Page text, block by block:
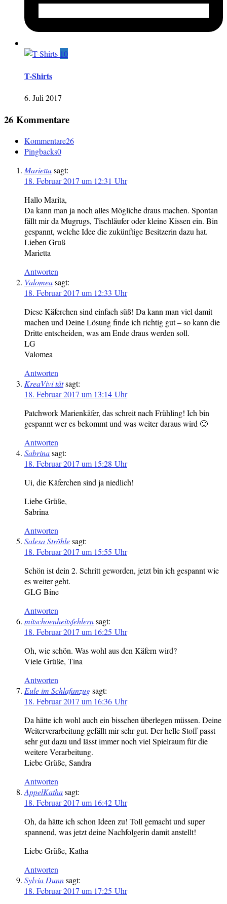
10
T-Shirts
6. Juli 2017
26 Kommentare
Kommentare26
Pingbacks0
Mariettasagt:
18. Februar 2017 um 12:31 Uhr
Hallo Marita,
Da kann man ja noch alles Mögliche draus machen. Spontan
fällt mir da Mugrugs, Tischläufer oder kleine Kissen ein. Bin
gespannt, welche Idee die zukünftige Besitzerin dazu hat.
Lieben Gruß
Marietta
Antworten
Valomeasagt:
18. Februar 2017 um 12:33 Uhr
Diese Käferchen sind einfach süß! Da kann man viel damit
machen und Deine Lösung finde ich richtig gut – so kann die
Dritte entscheiden, was am Ende draus werden soll.
LG
Valomea
Antworten
KreaVivi tätsagt:
18. Februar 2017 um 13:14 Uhr
Patchwork Marienkäfer, das schreit nach Frühling! Ich bin
gespannt wer es bekommt und was weiter daraus wird 🙂
Antworten
Sabrinasagt:
18. Februar 2017 um 15:28 Uhr
Ui, die Käferchen sind ja niedlich!
Liebe Grüße,
Sabrina
Antworten
Salesa Ströhlesagt:
18. Februar 2017 um 15:55 Uhr
Schön ist dein 2. Schritt geworden, jetzt bin ich gespannt wie
es weiter geht.
GLG Bine
Antworten
mitschoenheitsfehlernsagt:
18. Februar 2017 um 16:25 Uhr
Oh, wie schön. Was wohl aus den Käfern wird?
Viele Grüße, Tina
Antworten
Eule im Schlafanzugsagt:
18. Februar 2017 um 16:36 Uhr
Da hätte ich wohl auch ein bisschen überlegen müssen. Deine
Weiterverarbeitung gefällt mir sehr gut. Der helle Stoff passt
sehr gut dazu und lässt immer noch viel Spielraum für die
weitere Verarbeitung.
Liebe Grüße, Sandra
Antworten
AppelKathasagt:
18. Februar 2017 um 16:42 Uhr
Oh, da hätte ich schon Ideen zu! Toll gemacht und super
spannend, was jetzt deine Nachfolgerin damit anstellt!
Liebe Grüße, Katha
Antworten
Sylvia Dunnsagt:
18. Februar 2017 um 17:25 Uhr